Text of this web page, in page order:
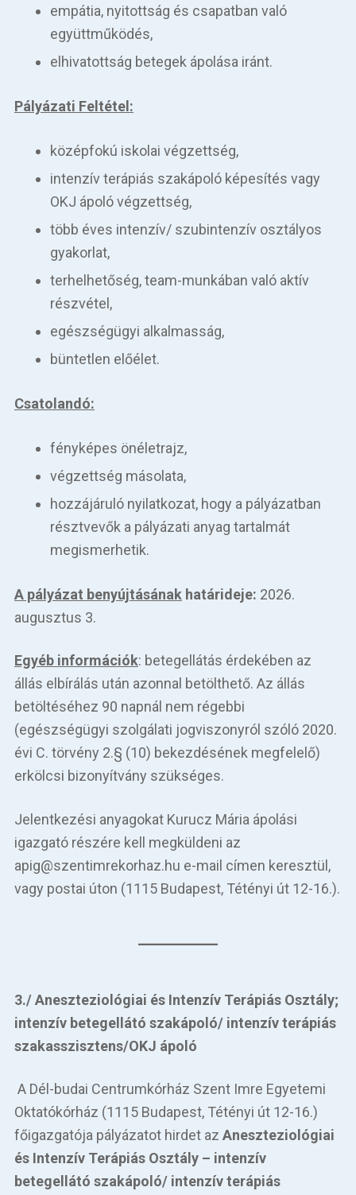
empátia, nyitottság és csapatban való
együttműködés,
elhivatottság betegek ápolása iránt.
Pályázati Feltétel:
középfokú iskolai végzettség,
intenzív terápiás szakápoló képesítés vagy
OKJ ápoló végzettség,
több éves intenzív/ szubintenzív osztályos
gyakorlat,
terhelhetőség, team-munkában való aktív
részvétel,
egészségügyi alkalmasság,
büntetlen előélet.
Csatolandó:
fényképes önéletrajz,
végzettség másolata,
hozzájáruló nyilatkozat, hogy a pályázatban
résztvevők a pályázati anyag tartalmát
megismerhetik.
A pályázat benyújtásának határideje: 2026.
augusztus 3.
Egyéb információk: betegellátás érdekében az
állás elbírálás után azonnal betölthető. Az állás
betöltéséhez 90 napnál nem régebbi
(egészségügyi szolgálati jogviszonyról szóló 2020.
évi C. törvény 2.§ (10) bekezdésének megfelelő)
erkölcsi bizonyítvány szükséges.
Jelentkezési anyagokat Kurucz Mária ápolási
igazgató részére kell megküldeni az
apig@szentimrekorhaz.hu e-mail címen keresztül,
vagy postai úton (1115 Budapest, Tétényi út 12-16.).
3./ Aneszteziológiai és Intenzív Terápiás Osztály;
intenzív betegellátó szakápoló/ intenzív terápiás
szakasszisztens/OKJ ápoló
A Dél-budai Centrumkórház Szent Imre Egyetemi
Oktatókórház (1115 Budapest, Tétényi út 12-16.)
főigazgatója pályázatot hirdet az Aneszteziológiai
és Intenzív Terápiás Osztály – intenzív
betegellátó szakápoló/ intenzív terápiás